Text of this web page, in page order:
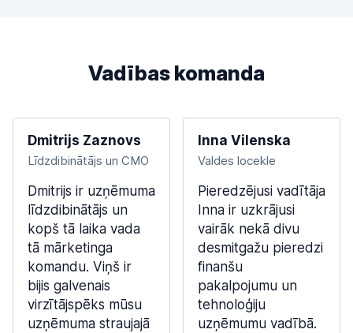
Vadības komanda
Dmitrijs Zaznovs
Līdzdibinātājs un CMO
Dmitrijs ir uzņēmuma
līdzdibinātājs un
kopš tā laika vada
tā mārketinga
komandu. Viņš ir
bijis galvenais
virzītājspēks mūsu
uzņēmuma straujajā
Inna Vilenska
Valdes locekle
Pieredzējusi vadītāja
Inna ir uzkrājusi
vairāk nekā divu
desmitgažu pieredzi
finanšu
pakalpojumu un
tehnoloģiju
uzņēmumu vadībā.